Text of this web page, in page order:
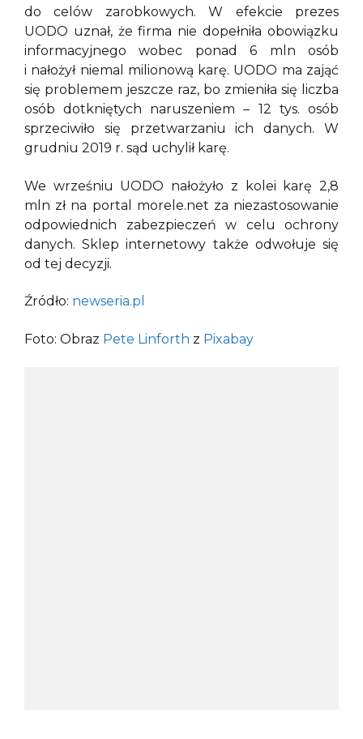
do celów zarobkowych. W efekcie prezes
UODO uznał, że firma nie dopełniła obowiązku
informacyjnego wobec ponad 6 mln osób
i nałożył niemal milionową karę. UODO ma zająć
się problemem jeszcze raz, bo zmieniła się liczba
osób dotkniętych naruszeniem – 12 tys. osób
sprzeciwiło się przetwarzaniu ich danych. W
grudniu 2019 r. sąd uchylił karę.
We wrześniu UODO nałożyło z kolei karę 2,8
mln zł na portal morele.net za niezastosowanie
odpowiednich zabezpieczeń w celu ochrony
danych. Sklep internetowy także odwołuje się
od tej decyzji.
Źródło: newseria.pl
Foto: Obraz Pete Linforth z Pixabay